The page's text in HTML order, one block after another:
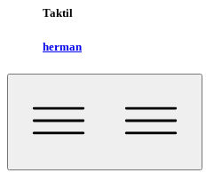
Taktil
herman